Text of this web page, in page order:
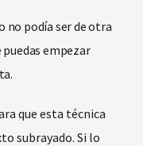
no podía ser de otra
empezar
que esta técnica
subrayado. Si lo